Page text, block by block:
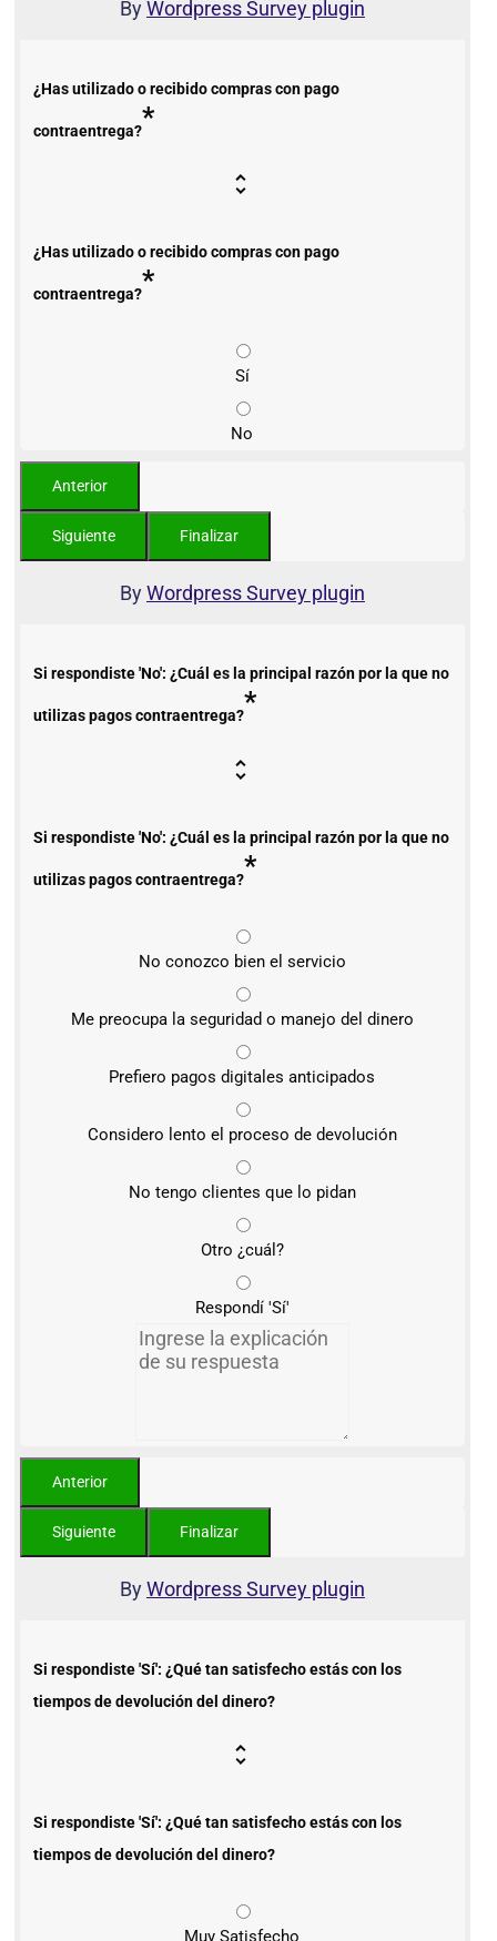
ByWordpress Survey plugin
¿Has utilizado o recibido compras con pago
contraentrega?*
¿Has utilizado o recibido compras con pago
contraentrega?*
Sí
No
ByWordpress Survey plugin
Si respondiste 'No': ¿Cuál es la principal razón por la que no
utilizas pagos contraentrega?*
Si respondiste 'No': ¿Cuál es la principal razón por la que no
utilizas pagos contraentrega?*
No conozco bien el servicio
Me preocupa la seguridad o manejo del dinero
Prefiero pagos digitales anticipados
Considero lento el proceso de devolución
No tengo clientes que lo pidan
Otro ¿cuál?
Respondí 'Sí'
ByWordpress Survey plugin
Si respondiste 'Sí': ¿Qué tan satisfecho estás con los
tiempos de devolución del dinero?
Si respondiste 'Sí': ¿Qué tan satisfecho estás con los
tiempos de devolución del dinero?
Muy Satisfecho